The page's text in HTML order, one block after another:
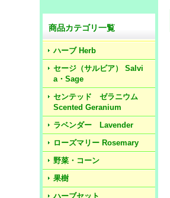
商品カテゴリ一覧
ハーブ Herb
セージ（サルビア） Salvi
a・Sage
センテッド ゼラニウム
Scented Geranium
ラベンダー Lavender
ローズマリー Rosemary
野菜・コーン
果樹
ハーブセット